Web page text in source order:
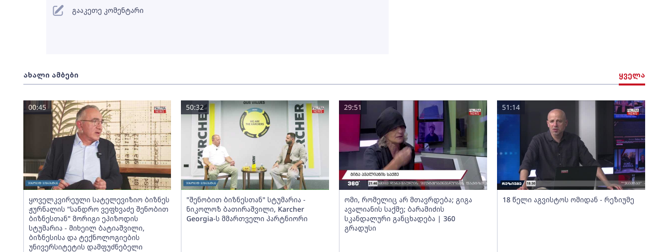
ახალი ამბები ყველა
ყოველკვირეული სატელევიზიო ბიზნეს
ჟურნალის "სანდრო ვეფხვაძე შენობით
ბიზნესთან" მორიგი ეპიზოდის
სტუმარია - მიხეილ ბატიაშვილი,
ბიზნესისა და ტექნოლოგიების
უნივერსიტეტის დამფუძნებელი
00:45
"შენობით ბიზნესთან" სტუმარია -
ნიკოლოზ ბათირაშვილი, Karcher
Georgia-ს მმართველი პარტნიორი
50:32
ომი, რომელიც არ მთავრდება; გიგა
ავალიანის საქმე; ბარამიძის
სკანდალური განცხადება | 360
გრადუსი
29:51
18 წელი აგვისტოს ომიდან - რეზიუმე
51:14
გააკეთე კომენტარი